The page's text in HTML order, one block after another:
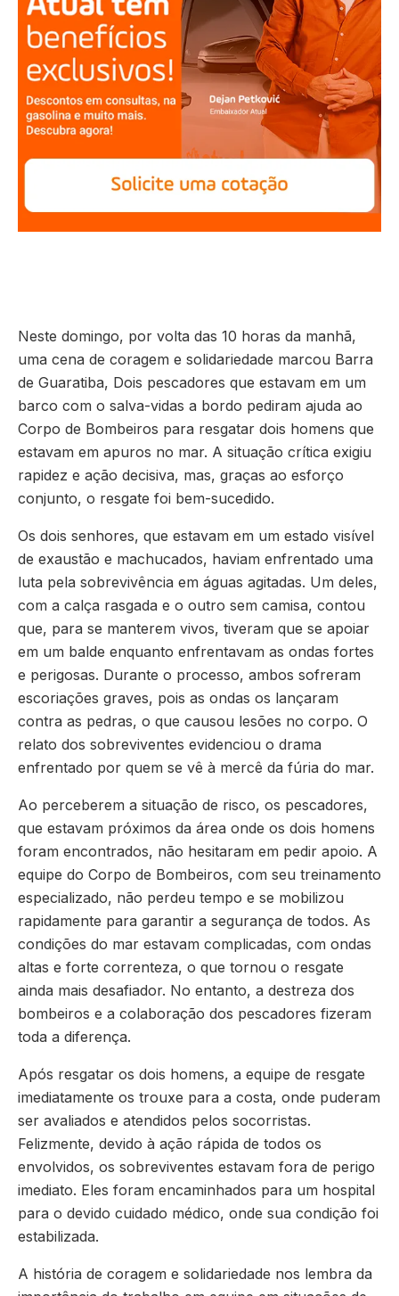
Neste domingo, por volta das 10 horas da manhã,
uma cena de coragem e solidariedade marcou Barra
de Guaratiba, Dois pescadores que estavam em um
barco com o salva-vidas a bordo pediram ajuda ao
Corpo de Bombeiros para resgatar dois homens que
estavam em apuros no mar. A situação crítica exigiu
rapidez e ação decisiva, mas, graças ao esforço
conjunto, o resgate foi bem-sucedido.
Os dois senhores, que estavam em um estado visível
de exaustão e machucados, haviam enfrentado uma
luta pela sobrevivência em águas agitadas. Um deles,
com a calça rasgada e o outro sem camisa, contou
que, para se manterem vivos, tiveram que se apoiar
em um balde enquanto enfrentavam as ondas fortes
e perigosas. Durante o processo, ambos sofreram
escoriações graves, pois as ondas os lançaram
contra as pedras, o que causou lesões no corpo. O
relato dos sobreviventes evidenciou o drama
enfrentado por quem se vê à mercê da fúria do mar.
Ao perceberem a situação de risco, os pescadores,
que estavam próximos da área onde os dois homens
foram encontrados, não hesitaram em pedir apoio. A
equipe do Corpo de Bombeiros, com seu treinamento
especializado, não perdeu tempo e se mobilizou
rapidamente para garantir a segurança de todos. As
condições do mar estavam complicadas, com ondas
altas e forte correnteza, o que tornou o resgate
ainda mais desafiador. No entanto, a destreza dos
bombeiros e a colaboração dos pescadores fizeram
toda a diferença.
Após resgatar os dois homens, a equipe de resgate
imediatamente os trouxe para a costa, onde puderam
ser avaliados e atendidos pelos socorristas.
Felizmente, devido à ação rápida de todos os
envolvidos, os sobreviventes estavam fora de perigo
imediato. Eles foram encaminhados para um hospital
para o devido cuidado médico, onde sua condição foi
estabilizada.
A história de coragem e solidariedade nos lembra da